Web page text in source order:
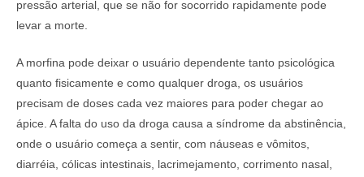
pressão arterial, que se não for socorrido rapidamente pode
levar a morte.
A morfina pode deixar o usuário dependente tanto psicológica
quanto fisicamente e como qualquer droga, os usuários
precisam de doses cada vez maiores para poder chegar ao
ápice. A falta do uso da droga causa a síndrome da abstinência,
onde o usuário começa a sentir, com náuseas e vômitos,
diarréia, cólicas intestinais, lacrimejamento, corrimento nasal,